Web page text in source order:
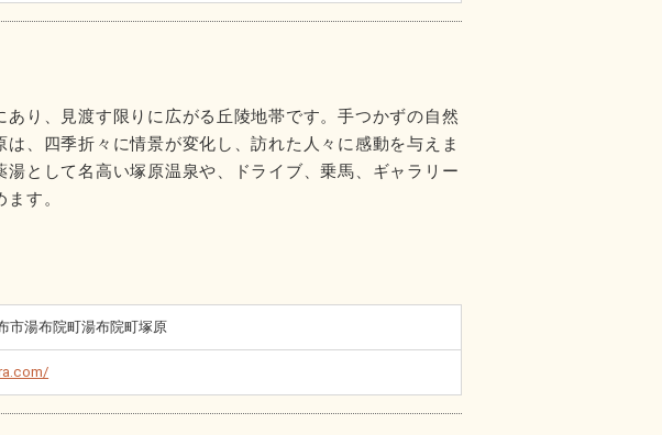
あり、見渡す限りに広がる丘陵地帯です。手つかずの自然
は、四季折々に情景が変化し、訪れた人々に感動を与えま
湯として名高い塚原温泉や、ドライブ、乗馬、ギャラリー
す。
市湯布院町湯布院町塚原